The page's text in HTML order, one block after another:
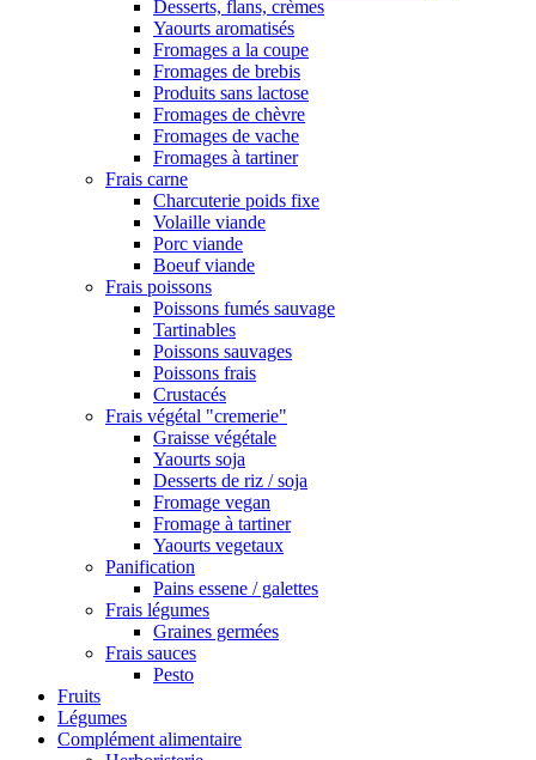
Desserts, flans, crèmes
Yaourts aromatisés
Fromages a la coupe
Fromages de brebis
Produits sans lactose
Fromages de chèvre
Fromages de vache
Fromages à tartiner
Frais carne
Charcuterie poids fixe
Volaille viande
Porc viande
Boeuf viande
Frais poissons
Poissons fumés sauvage
Tartinables
Poissons sauvages
Poissons frais
Crustacés
Frais végétal "cremerie"
Graisse végétale
Yaourts soja
Desserts de riz / soja
Fromage vegan
Fromage à tartiner
Yaourts vegetaux
Panification
Pains essene / galettes
Frais légumes
Graines germées
Frais sauces
Pesto
Fruits
Légumes
Complément alimentaire